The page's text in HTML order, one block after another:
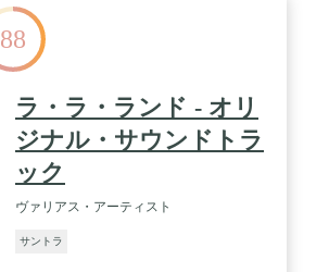
88
ラ・ラ・ランド - オリ
ジナル・サウンドトラ
ック
ヴァリアス・アーティスト
サントラ